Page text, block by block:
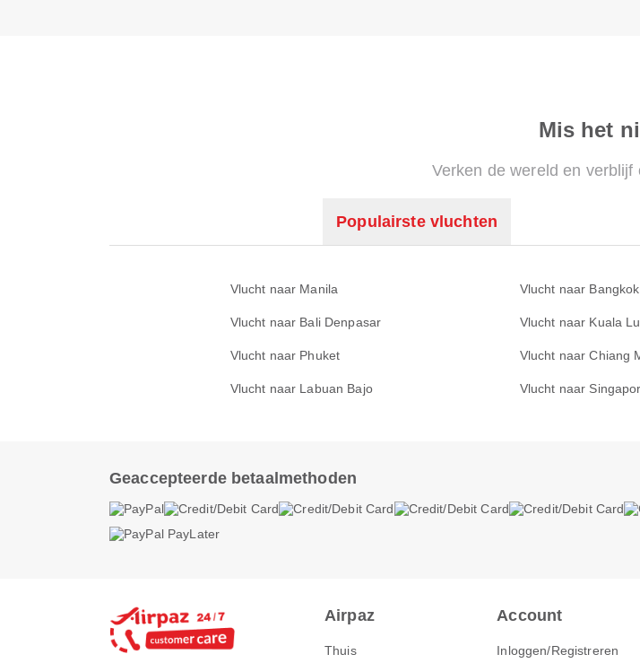
Mis het
Verken de wereld en verblijf
Populairste vluchten
Vlucht naar Manila Vlucht naar Bangkok
Vlucht naar Bali Denpasar Vlucht naar Kuala
Vlucht naar Phuket Vlucht naar Chiang
Vlucht naar Labuan Bajo Vlucht naar
Geaccepteerde betaalmethoden
Airpaz
Thuis
Account
Inloggen/Registreren